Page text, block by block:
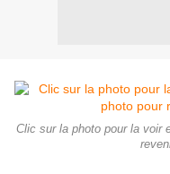
Clic sur la photo pour la voir